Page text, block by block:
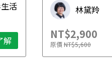
活
解
林黛羚
NT$2,900
原價NT$5,600